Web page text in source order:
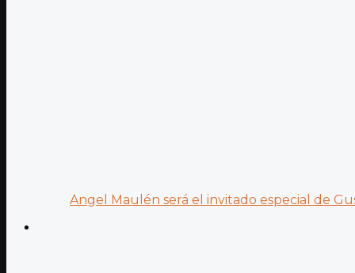
Angel Maulén será el invitado especial de